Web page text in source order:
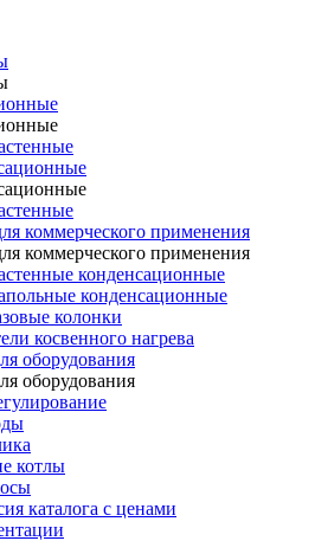
коммерческого применения
коммерческого применения
конденсационные
конденсационные
колонки
косвенного нагрева
оборудования
оборудования
котлы
каталога с ценами